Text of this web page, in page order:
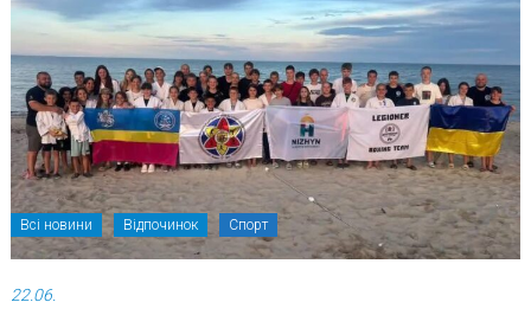
Всі новини Відпочинок Спорт
22.06.